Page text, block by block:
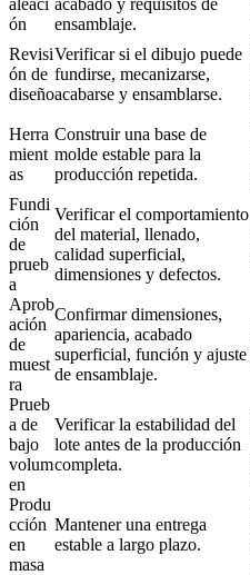
aleaci
ón
acabado y requisitos de
ensamblaje.
Revisi
ón de
diseño
Verificar si el dibujo puede
fundirse, mecanizarse,
acabarse y ensamblarse.
Herra
mient
as
Construir una base de
molde estable para la
producción repetida.
Fundi
ción
de
prueb
a
Verificar el comportamiento
del material, llenado,
calidad superficial,
dimensiones y defectos.
Aprob
ación
de
muest
ra
Confirmar dimensiones,
apariencia, acabado
superficial, función y ajuste
de ensamblaje.
Prueb
a de
bajo
volum
en
Verificar la estabilidad del
lote antes de la producción
completa.
Produ
cción
en
masa
Mantener una entrega
estable a largo plazo.